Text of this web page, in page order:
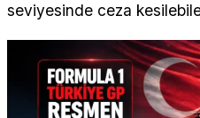
seviyesinde ceza